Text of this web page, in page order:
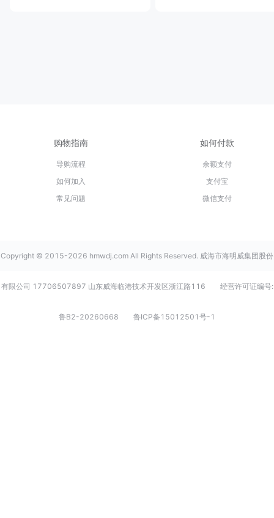
购物指南
导购流程
如何加入
常见问题
如何付款
余额支付
支付宝
微信支付
Copyright © 2015-2026 hmwdj.com All Rights Reserved. 威海市海明威集团股份
有限公司 17706507897 山东威海临港技术开发区浙江路116 经营许可证编号:
鲁B2-20260668 鲁ICP备15012501号-1